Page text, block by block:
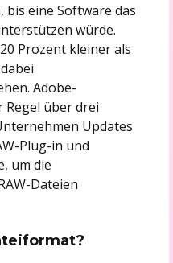
bis eine Software das
würde.
Prozent kleiner als
Adobe-
Regel über drei
Updates
Plug-in und
um die
Dateien